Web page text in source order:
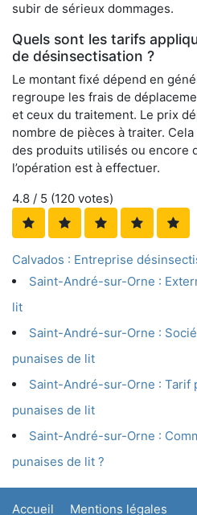
subir de sérieux dommages.
Quels sont les tarifs
de désinsectisation ?
Le montant fixé dépend en
regroupe les frais de
et ceux du traitement. Le prix
nombre de pièces à traiter.
des produits utilisés ou encore
l’opération est à effectuer.
4.8 / 5 (120 votes)
Calvados : Entreprise
Saint-André-sur-Orne :
lit
Saint-André-sur-Orne :
punaises de lit
Saint-André-sur-Orne : Tarif
punaises de lit
Saint-André-sur-Orne :
punaises de lit ?
Accueil Mentions légales